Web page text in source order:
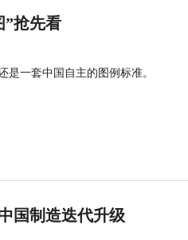
”抢先看
是一套中国自主的图例标准。
国制造迭代升级